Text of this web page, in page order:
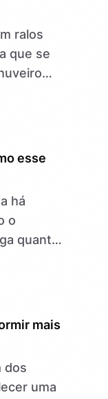
ralos
que se
esse
há
o
quanto
mais
dos
uma